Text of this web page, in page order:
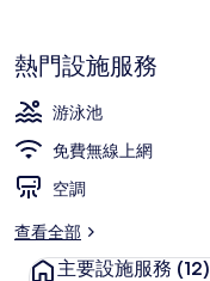
片
集
熱門設施服務
游泳池
免費無線上網
空調
查看全部
主要設施服務 (12)